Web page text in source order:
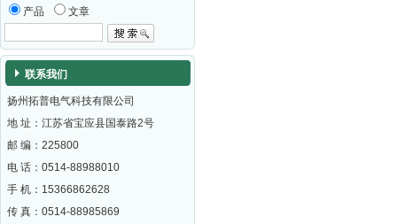
产品 文章
联系我们
扬州拓普电气科技有限公司
地 址：江苏省宝应县国泰路2号
邮 编： 225800
电 话：0514-88988010
手 机：15366862628
传 真：0514-88985869